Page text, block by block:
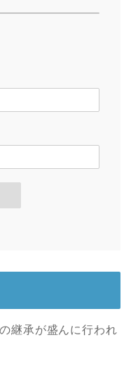
継承が盛んに行われ